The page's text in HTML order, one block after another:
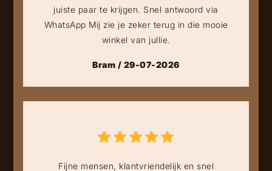
juiste paar te krijgen. Snel antwoord via
WhatsApp Mij zie je zeker terug in die mooie
winkel van jullie.
Bram / 29-07-2026
Fijne mensen, klantvriendelijk en snel